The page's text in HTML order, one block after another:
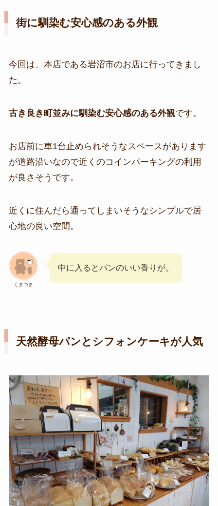
街に馴染む安心感のある外観
今回は、本店である岩沼市のお店に行ってきまし
た。
古き良き町並みに馴染む安心感のある外観です。
お店前に車1台止められそうなスペースがあります
が道路沿いなので近くのコインパーキングの利用
が良さそうです。
近くに住んだら通ってしまいそうなシンプルで居
心地の良い空間。
くまつま
中に入るとパンのいい香りが。
天然酵母パンとシフォンケーキが人気